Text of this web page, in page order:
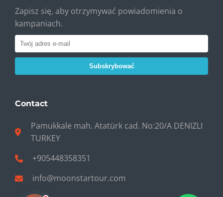
Zapisz się, aby otrzymywać powiadomienia o
kampaniach.
Subskrybować
Contact
Pamukkale mah. Atatürk cad. No:20/A DENIZLI
TURKEY
+905448358351
info@moonstartour.com